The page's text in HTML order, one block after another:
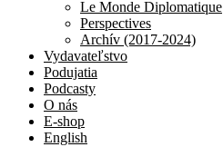
Le Monde Diplomatique
Perspectives
Archív (2017-2024)
Vydavateľstvo
Podujatia
Podcasty
O nás
E-shop
English